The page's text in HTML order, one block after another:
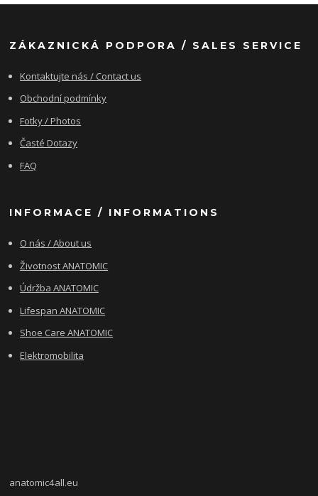
ZÁKAZNICKÁ PODPORA / SALES SERVICE
Kontaktujte nás / Contact us
Obchodní podmínky
Fotky / Photos
Časté Dotazy
FAQ
INFORMACE / INFORMATIONS
O nás / About us
Životnost ANATOMIC
Údržba ANATOMIC
Lifespan ANATOMIC
Shoe Care ANATOMIC
Elektromobilita
anatomic4all.eu